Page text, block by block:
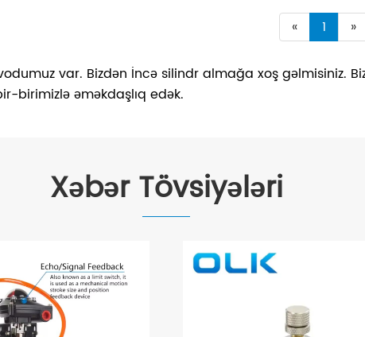
« 1 »
var. Bizdən İncə silindr almağa xoş gəlmisiniz.
birimizlə əməkdaşlıq edək.
Xəbər Tövsiyələri